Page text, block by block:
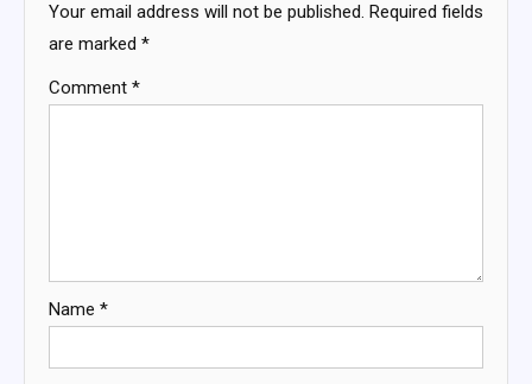
Your email address will not be published. Required fields
are marked *
Comment *
Name *